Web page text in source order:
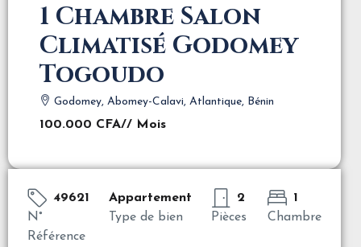
1 Chambre Salon
Climatisé Godomey
Togoudo
Godomey, Abomey-Calavi, Atlantique, Bénin
100.000 CFA// Mois
49621
N°
Référence
Appartement
Type de bien
2
Pièces
1
Chambre